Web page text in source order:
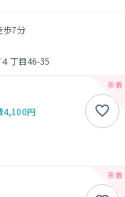
歩7分
丁目46-35
4,100円